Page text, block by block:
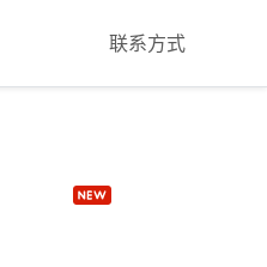
联系方式